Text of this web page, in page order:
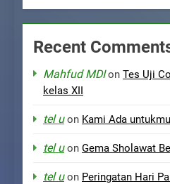
Recent
Mahfud MDIon Tes Uji
kelas XII
tel uon Kami Ada
tel uon Gema Sholawat
tel uon Peringatan Hari